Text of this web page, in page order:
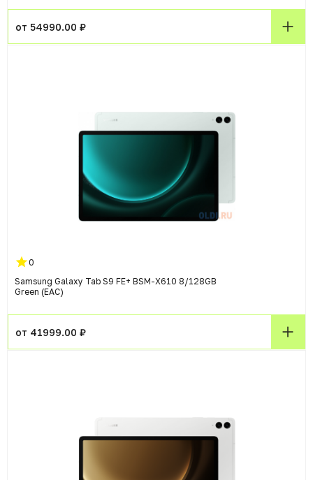
от 54990.00 ₽
0
Samsung Galaxy Tab S9 FE+ BSM-X610 8/128GB
Green (EAC)
от 41999.00 ₽